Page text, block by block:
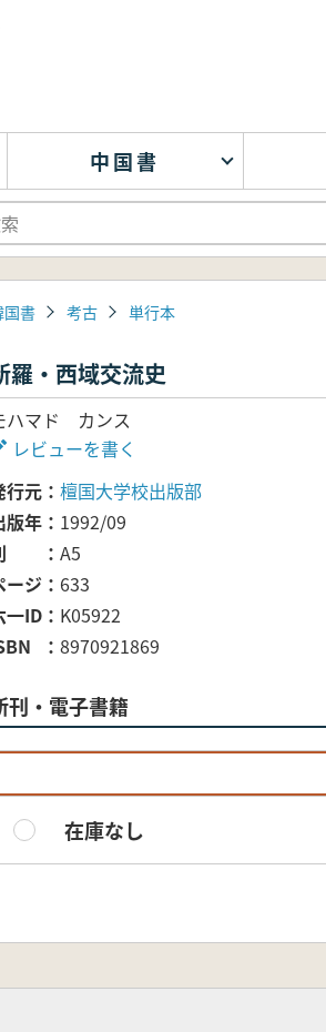
中国書
国書 考古 単行本
羅・西域交流史
ハマド カンス
レビューを書く
行元
檀国大学校出版部
版年
1992/09
A5
ージ
633
一ID
K05922
8970921869
刊・電子書籍
在庫なし